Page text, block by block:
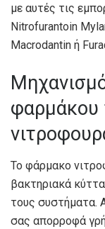
με αυτές τις
Nitrofurantoin
Macrodantin ή
φαρμάκου
Το φάρμακο
βακτηριακά
τους συστήματα.
σας απορροφά